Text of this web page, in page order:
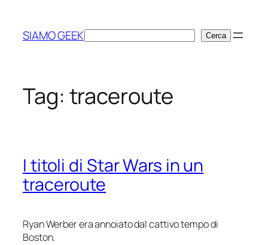
contenuto
SIAMO GEEKCerca Cerca
Tag: traceroute
I titoli di Star Wars in un
traceroute
Ryan Werber era annoiato dal cattivo tempo di
Boston.